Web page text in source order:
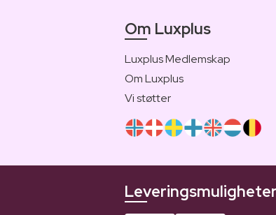
Om Luxplus
Luxplus Medlemskap
Om Luxplus
Vi støtter